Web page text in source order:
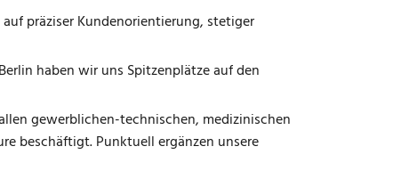
präziser Kundenorientierung, stetiger
haben wir uns Spitzenplätze auf den
gewerblichen-technischen, medizinischen
beschäftigt. Punktuell ergänzen unsere